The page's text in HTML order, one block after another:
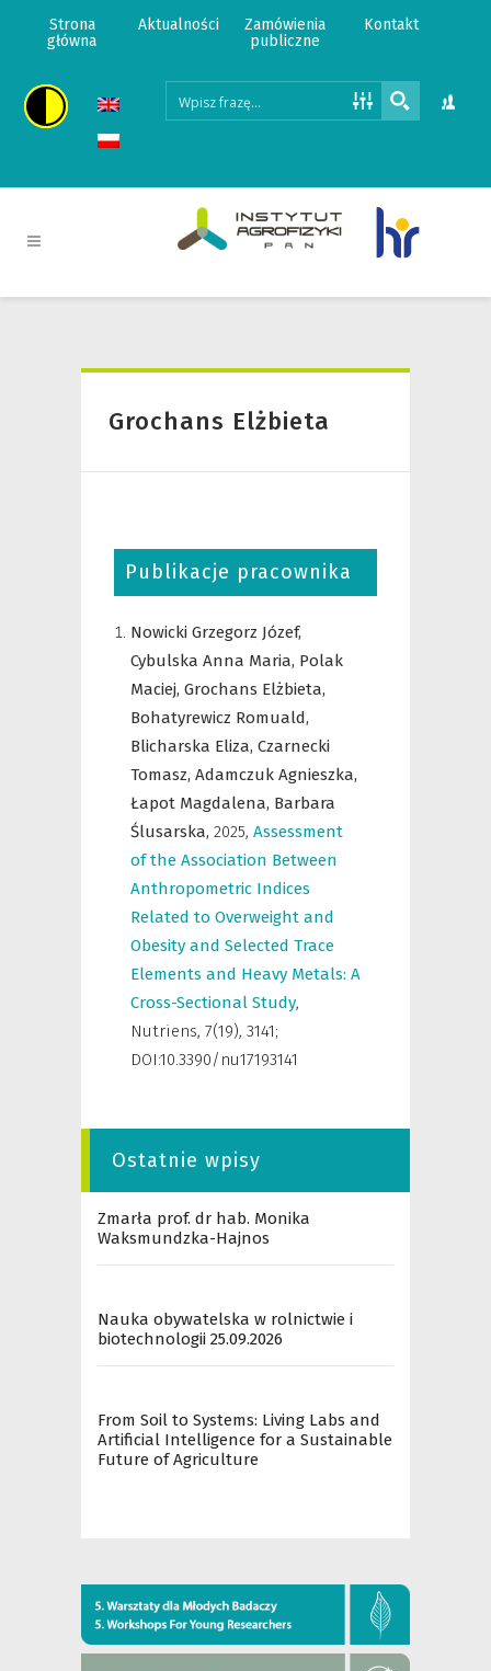
Strona
główna
Aktualności
Zamówienia
publiczne
Kontakt
Grochans Elżbieta
Publikacje pracownika
Nowicki Grzegorz Józef,
Cybulska Anna Maria, Polak
Maciej, Grochans Elżbieta,
Bohatyrewicz Romuald,
Blicharska Eliza, Czarnecki
Tomasz, Adamczuk Agnieszka,
Łapot Magdalena, Barbara
Ślusarska, 2025, Assessment
of the Association Between
Anthropometric Indices
Related to Overweight and
Obesity and Selected Trace
Elements and Heavy Metals: A
Cross-Sectional Study,
Nutriens, 7(19), 3141;
DOI:10.3390/nu17193141
Ostatnie wpisy
Zmarła prof. dr hab. Monika
Waksmundzka-Hajnos
Nauka obywatelska w rolnictwie i
biotechnologii 25.09.2026
From Soil to Systems: Living Labs and
Artificial Intelligence for a Sustainable
Future of Agriculture